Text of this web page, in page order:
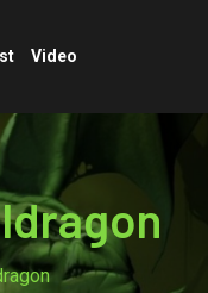
Video